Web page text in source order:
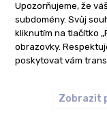
tam
Jsem
vodou i
ODPOVĚĎ
Nordic
Upozorňujeme, že
subdomény. Svůj
kliknutím na tlačítko
obrazovky.
poskytovat vám
Zobrazit